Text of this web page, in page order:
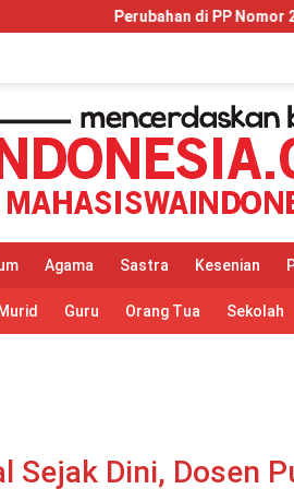
di PP Nomor 20 Tahun 2026 yang
Agama Sastra Kesenian
Murid Guru Orang Tua Sekolah
Sejak Dini, Dosen